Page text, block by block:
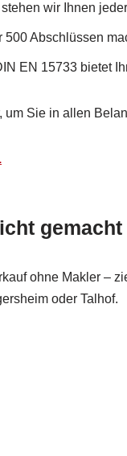
wir Ihnen
500 Abschlüssen
EN 15733 bietet
um Sie in allen
gemacht
ohne Makler –
oder Talhof.